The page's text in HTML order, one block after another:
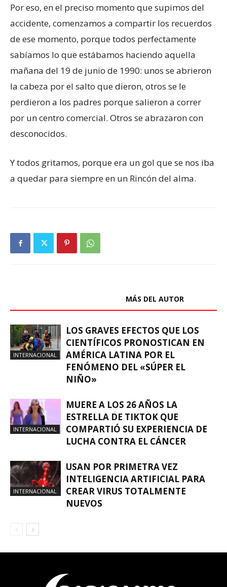
Por eso, en el preciso momento que supimos del
accidente, comenzamos a compartir los recuerdos
de ese momento, porque todos perfectamente
sabíamos lo que estábamos haciendo aquella
mañana del 19 de junio de 1990: unos se abrieron
la cabeza por el salto que dieron, otros se le
perdieron a los padres porque salieron a correr
por un centro comercial. Otros se abrazaron con
desconocidos.
Y todos gritamos, porque era un gol que se nos iba
a quedar para siempre en un Rincón del alma.
MÁS DEL AUTOR
INTERNACIONAL
LOS GRAVES EFECTOS QUE LOS
CIENTÍFICOS PRONOSTICAN EN
AMÉRICA LATINA POR EL
FENÓMENO DEL «SÚPER EL
NIÑO»
INTERNACIONAL
MUERE A LOS 26 AÑOS LA
ESTRELLA DE TIKTOK QUE
COMPARTIÓ SU EXPERIENCIA DE
LUCHA CONTRA EL CÁNCER
INTERNACIONAL
USAN POR PRIMETRA VEZ
INTELIGENCIA ARTIFICIAL PARA
CREAR VIRUS TOTALMENTE
NUEVOS